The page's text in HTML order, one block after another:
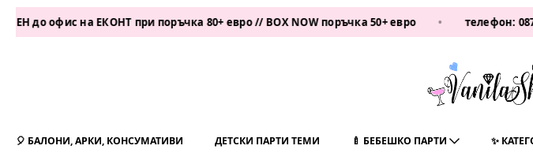
на ЕКОНТ при поръчка 80+ евро // BOX NOW поръчка 50+ евро • телефон:0877 339 609
🎈 БАЛОНИ, АРКИ, КОНСУМАТИВИ ДЕТСКИ ПАРТИ ТЕМИ 🍼 БЕБЕШКО ПАРТИ ✨